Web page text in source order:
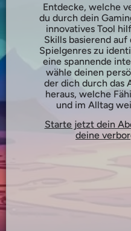
Entdecke, welche
du durch dein
innovatives Tool
Skills basierend
Spielgenres zu
eine spannende
wähle deinen
der dich durch das
heraus, welche
und im Alltag
Starte jetzt dein
deine